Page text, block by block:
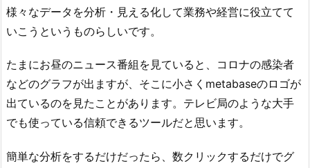
様々なデータを分析・見える化して業務や経営に役立てて
いこうというものらしいです。
たまにお昼のニュース番組を見ていると、コロナの感染者
などのグラフが出ますが、そこに小さくmetabaseのロゴが
出ているのを見たことがあります。テレビ局のような大手
でも使っている信頼できるツールだと思います。
簡単な分析をするだけだったら、数クリックするだけでグ